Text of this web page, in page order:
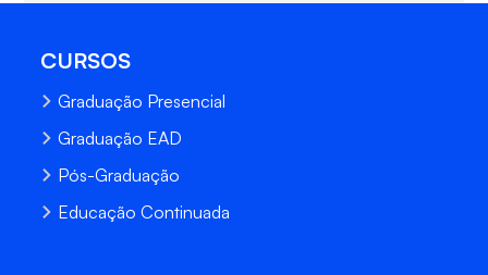
CURSOS
Graduação Presencial
Graduação EAD
Pós-Graduação
Educação Continuada